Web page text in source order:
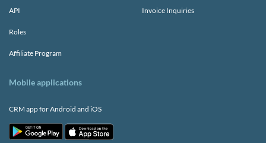
API
Roles
Affiliate Program
Invoice Inquiries
Mobile applications
CRM app for Android and iOS